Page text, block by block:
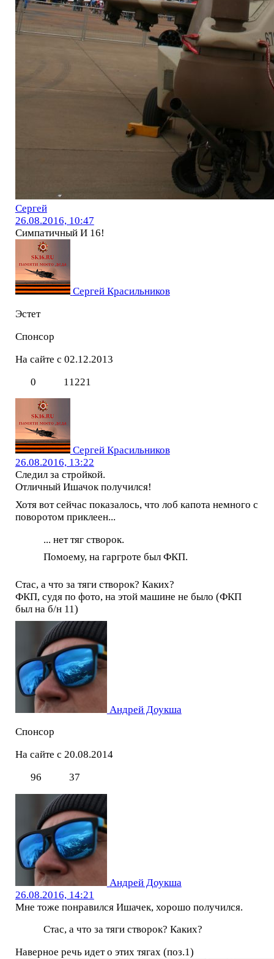
Сергей
26.08.2016, 10:47
Симпатичный И 16!
Сергей Красильников
Эстет
Спонсор
На сайте с 02.12.2013
0
11221
Сергей Красильников
26.08.2016, 13:22
Следил за стройкой.
Отличный Ишачок получился!
Хотя вот сейчас показалось, что лоб капота немного с
поворотом приклеен...
... нет тяг створок.
Помоему, на гаргроте был ФКП.
Стас, а что за тяги створок? Каких?
ФКП, судя по фото, на этой машине не было (ФКП
был на б/н 11)
Андрей Доукша
Спонсор
На сайте с 20.08.2014
96
37
Андрей Доукша
26.08.2016, 14:21
Мне тоже понравился Ишачек, хорошо получился.
Стас, а что за тяги створок? Каких?
Наверное речь идет о этих тягах (поз.1)